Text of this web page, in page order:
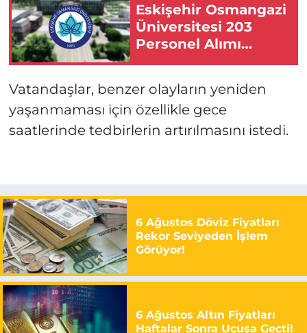
Eskişehir Osmangazi
Üniversitesi 203
Personel Alımı
Yapacak!
Vatandaşlar, benzer olayların yeniden
yaşanmaması için özellikle gece
saatlerinde tedbirlerin artırılmasını istedi.
6 Ağustos Döviz Fiyatları
Rekor Seviyeden İşlem
Görüyor!
6 Ağustos Altın Fiyatları
Haftalar Sonra Uçuşa Geçti!